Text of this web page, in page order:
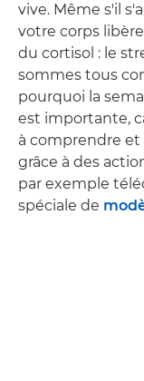
vive. Même s'il
votre corps
du cortisol : le
sommes tous
pourquoi la
est importante,
à comprendre
grâce à des
par exemple
spéciale de